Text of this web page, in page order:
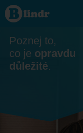
Seznamka
- On
hledá ji
Poznej to,
co je opravdu
důležité.